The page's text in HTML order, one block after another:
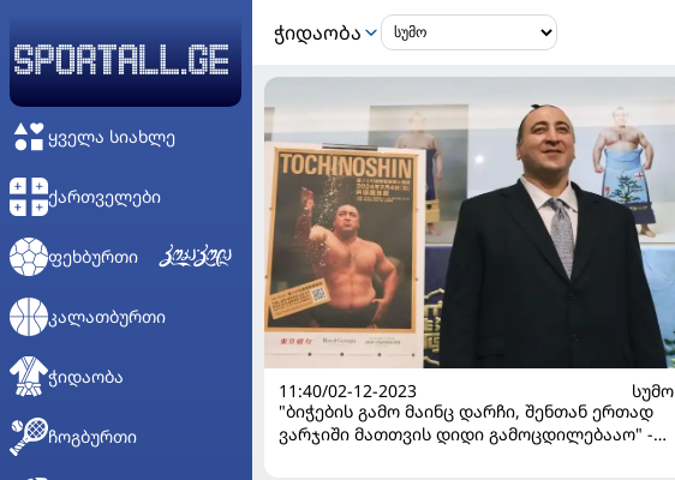
ᲧᲕᲔᲚᲐ ᲡᲘᲐᲮᲚᲔ
ᲥᲐᲠᲗᲕᲔᲚᲔᲑᲘ
ᲤᲔᲮᲑᲣᲠᲗᲘ
ᲙᲐᲚᲐᲗᲑᲣᲠᲗᲘ
ᲭᲘᲓᲐᲝᲑᲐ
ᲩᲝᲒᲑᲣᲠᲗᲘ
ᲭᲘᲓᲐᲝᲑᲐ
11:40/02-12-2023
ᲡᲣᲛᲝ
"ბი­ჭე­ბის გამო მა­ინც დარ­ჩი, შენ­თან ერ­თად
ვარ­ჯი­ში მათ­თვის დიდი გა­მოც­დი­ლე­ბა­აო" -